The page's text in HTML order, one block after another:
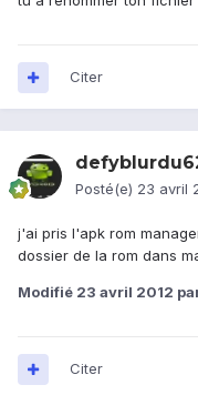
Citer
Posté(e) 23 avril
j'ai pris l'apk rom
dossier de la rom dans
Modifié 23 avril 2012
Citer